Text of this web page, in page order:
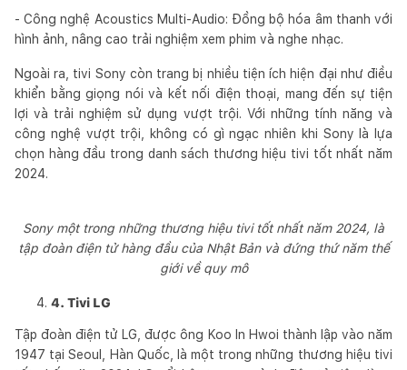
- Công nghệ Acoustics Multi-Audio: Đồng bộ hóa âm thanh với
hình ảnh, nâng cao trải nghiệm xem phim và nghe nhạc.
Ngoài ra, tivi Sony còn trang bị nhiều tiện ích hiện đại như điều
khiển bằng giọng nói và kết nối điện thoại, mang đến sự tiện
lợi và trải nghiệm sử dụng vượt trội. Với những tính năng và
công nghệ vượt trội, không có gì ngạc nhiên khi Sony là lựa
chọn hàng đầu trong danh sách thương hiệu tivi tốt nhất năm
2024.
Sony một trong những thương hiệu tivi tốt nhất năm 2024, là
tập đoàn điện tử hàng đầu của Nhật Bản và đứng thứ năm thế
giới về quy mô
4. Tivi LG
Tập đoàn điện tử LG, được ông Koo In Hwoi thành lập vào năm
1947 tại Seoul, Hàn Quốc, là một trong những thương hiệu tivi